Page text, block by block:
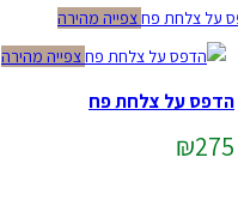
צפייה מהירה
צפייה מהירה
הדפס על צלחת פח
₪275